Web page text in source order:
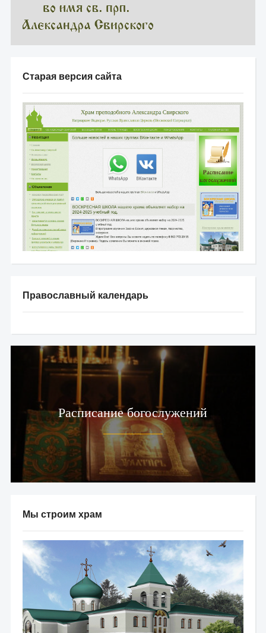
Старая версия сайта
Православный календарь
Расписание богослужений
Мы строим храм